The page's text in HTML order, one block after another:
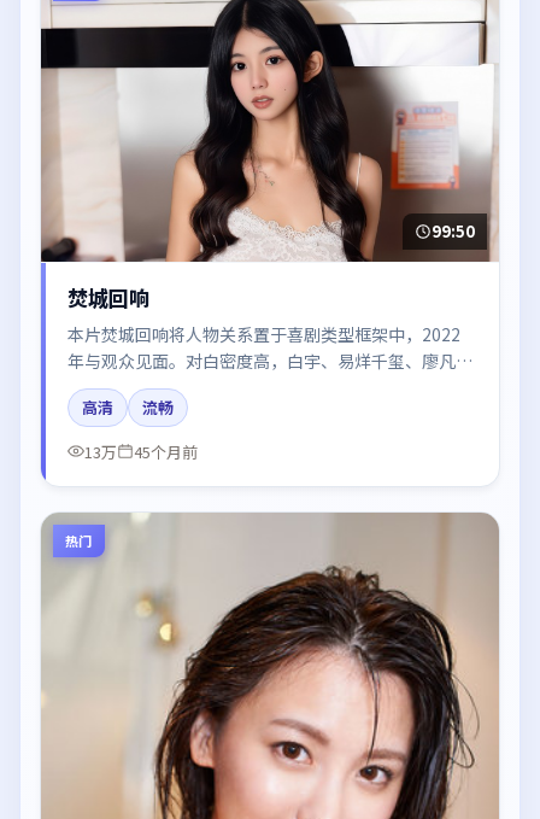
99:50
焚城回响
本片焚城回响将人物关系置于喜剧类型框架中，2022
年与观众见面。对白密度高，白宇、易烊千玺、廖凡、
雷佳音的台词节奏值得关注；整体气质偏中国大陆都市
与冷色调摄影。
高清
流畅
13万
45个月前
热门